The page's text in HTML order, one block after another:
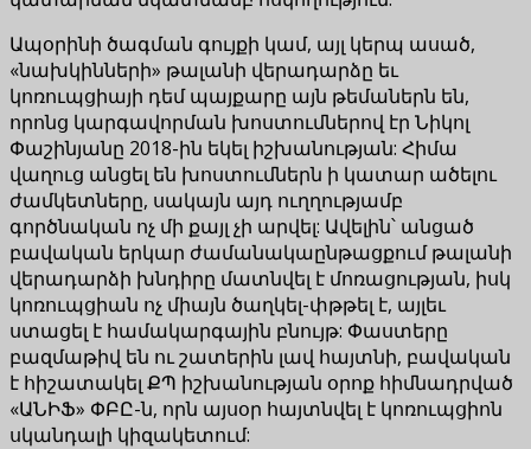
Ապօրինի ծագման գույքի կամ, այլ կերպ ասած,
«նախկինների» թալանի վերադարձը եւ
կոռուպցիայի դեմ պայքարը այն թեմաներն են,
որոնց կարգավորման խոստումներով էր Նիկոլ
Փաշինյանը 2018-ին եկել իշխանության: Հիմա
վաղուց անցել են խոստումներն ի կատար ածելու
ժամկետները, սակայն այդ ուղղությամբ
գործնական ոչ մի քայլ չի արվել: Ավելին՝ անցած
բավական երկար ժամանակաընթացքում թալանի
վերադարձի խնդիրը մատնվել է մոռացության, իսկ
կոռուպցիան ոչ միայն ծաղկել-փթթել է, այլեւ
ստացել է համակարգային բնույթ: Փաստերը
բազմաթիվ են ու շատերին լավ հայտնի, բավական
է հիշատակել ՔՊ իշխանության օրոք հիմնադրված
«ԱՆԻՖ» ՓԲԸ-ն, որն այսօր հայտնվել է կոռուպցիոն
սկանդալի կիզակետում: